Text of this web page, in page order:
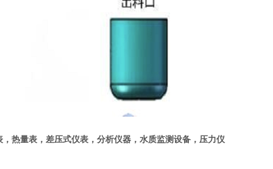
热量表，差压式仪表，分析仪器，水质监测设备，压力仪